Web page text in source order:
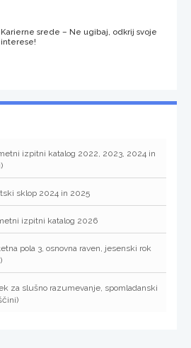
Karierne srede – Ne ugibaj, odkrij svoje
interese!
izpitni katalog 2022, 2023, 2024 in
sklop 2024 in 2025
izpitni katalog 2026
pola 3, osnovna raven, jesenski rok
za slušno razumevanje, spomladanski